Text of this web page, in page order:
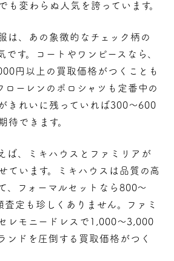
も変わらぬ人気を誇っています。
は、あの象徴的なチェック柄の
です。コートやワンピースなら、
円以上の買取価格がつくことも
ローレンのポロシャツも定番中の
きれいに残っていれば300～600
待できます。
ば、ミキハウスとファミリアが
ています。ミキハウスは品質の高
、フォーマルセットなら 800～
査定 も珍しくありません。ファミ
レモニードレスで1,000～3,000
ンドを圧倒する買取価格がつく